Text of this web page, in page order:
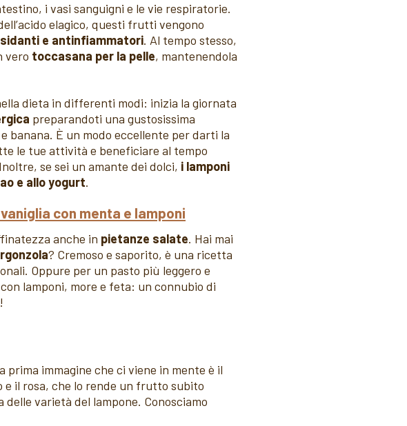
i vasi sanguigni e le vie respiratorie.
elagico, questi frutti vengono
e antinfiammatori. Al tempo stesso,
vero toccasana per la pelle, mantenendola
dieta in differenti modi: inizia la giornata
preparandoti una gustosissima
banana. È un modo eccellente per darti la
le tue attività e beneficiare al tempo
se sei un amante dei dolci, i lamponi
e allo yogurt.
con menta e lamponi
anche in pietanze salate. Hai mai
? Cremoso e saporito, è una ricetta
Oppure per un pasto più leggero e
lamponi, more e feta: un connubio di
prima immagine che ci viene in mente è il
il rosa, che lo rende un frutto subito
varietà del lampone. Conosciamo